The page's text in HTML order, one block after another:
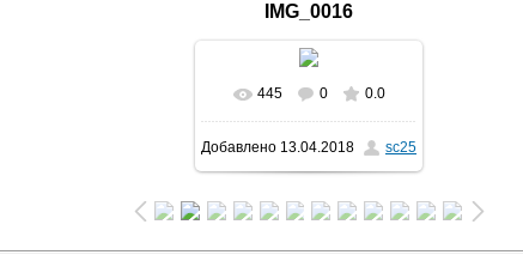
IMG_0016
445 0 0.0
Добавлено 13.04.2018 sc25